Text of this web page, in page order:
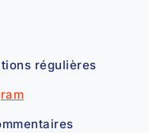
régulières